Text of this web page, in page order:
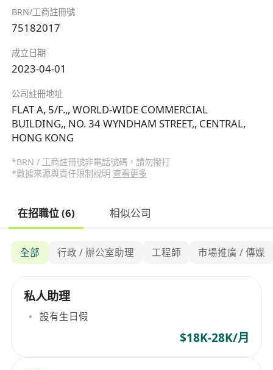
BRN/工商註冊號
75182017
成立日期
2023-04-01
公司註冊地址
FLAT A, 5/F.,, WORLD-WIDE COMMERCIAL
BUILDING,, NO. 34 WYNDHAM STREET,, CENTRAL,
HONG KONG
*BRN / 工商註冊號非電話號碼，請勿撥打
*數據來源與責任限制說明 查看更多
在招職位 (6) 相似公司
全部 行政 / 辦公室助理 工程師 市場推廣 / 傳媒
私人助理
設有生日假
$18K-28K/月